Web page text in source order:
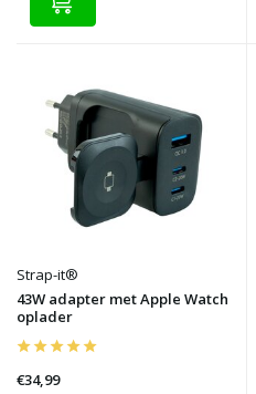
Strap-it®
43W adapter met Apple Watch
oplader
€34,99